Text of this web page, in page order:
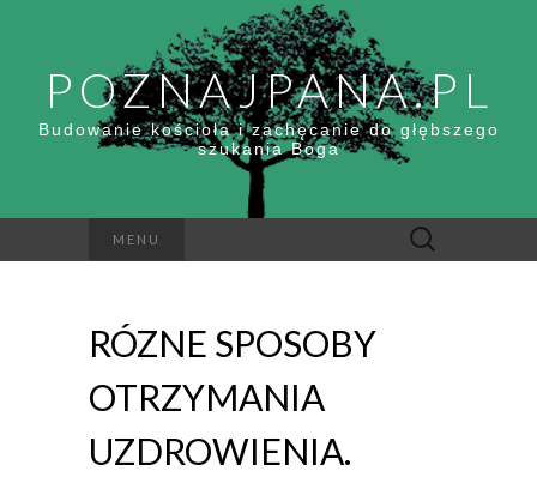
POZNAJPANA.PL
Budowanie kościoła i zachęcanie do głębszego
szukania Boga
MENU Szukaj:
RÓZNE SPOSOBY
OTRZYMANIA
UZDROWIENIA.